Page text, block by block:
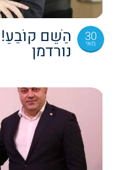
30
מאי הַשֵּׁם קוֹבֵעַ!
נורדמן